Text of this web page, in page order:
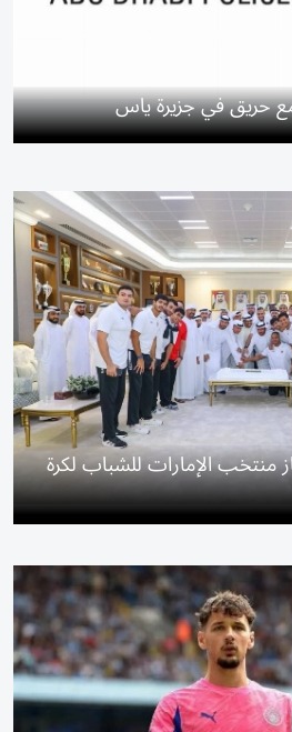
حريق في جزيرة ياس
منتخب الإمارات للشباب لكرة